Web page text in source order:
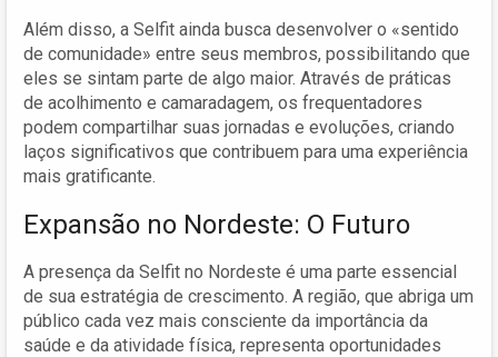
Além disso, a Selfit ainda busca desenvolver o «sentido
de comunidade» entre seus membros, possibilitando que
eles se sintam parte de algo maior. Através de práticas
de acolhimento e camaradagem, os frequentadores
podem compartilhar suas jornadas e evoluções, criando
laços significativos que contribuem para uma experiência
mais gratificante.
Expansão no Nordeste: O Futuro
A presença da Selfit no Nordeste é uma parte essencial
de sua estratégia de crescimento. A região, que abriga um
público cada vez mais consciente da importância da
saúde e da atividade física, representa oportunidades